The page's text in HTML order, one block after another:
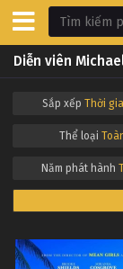
Diễn viên
Sắp xếp Thời
Thể loại
Năm phát hành